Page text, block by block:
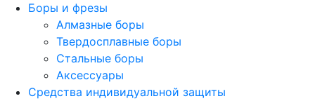
Боры и фрезы
Алмазные боры
Твердосплавные боры
Стальные боры
Аксессуары
Средства индивидуальной защиты